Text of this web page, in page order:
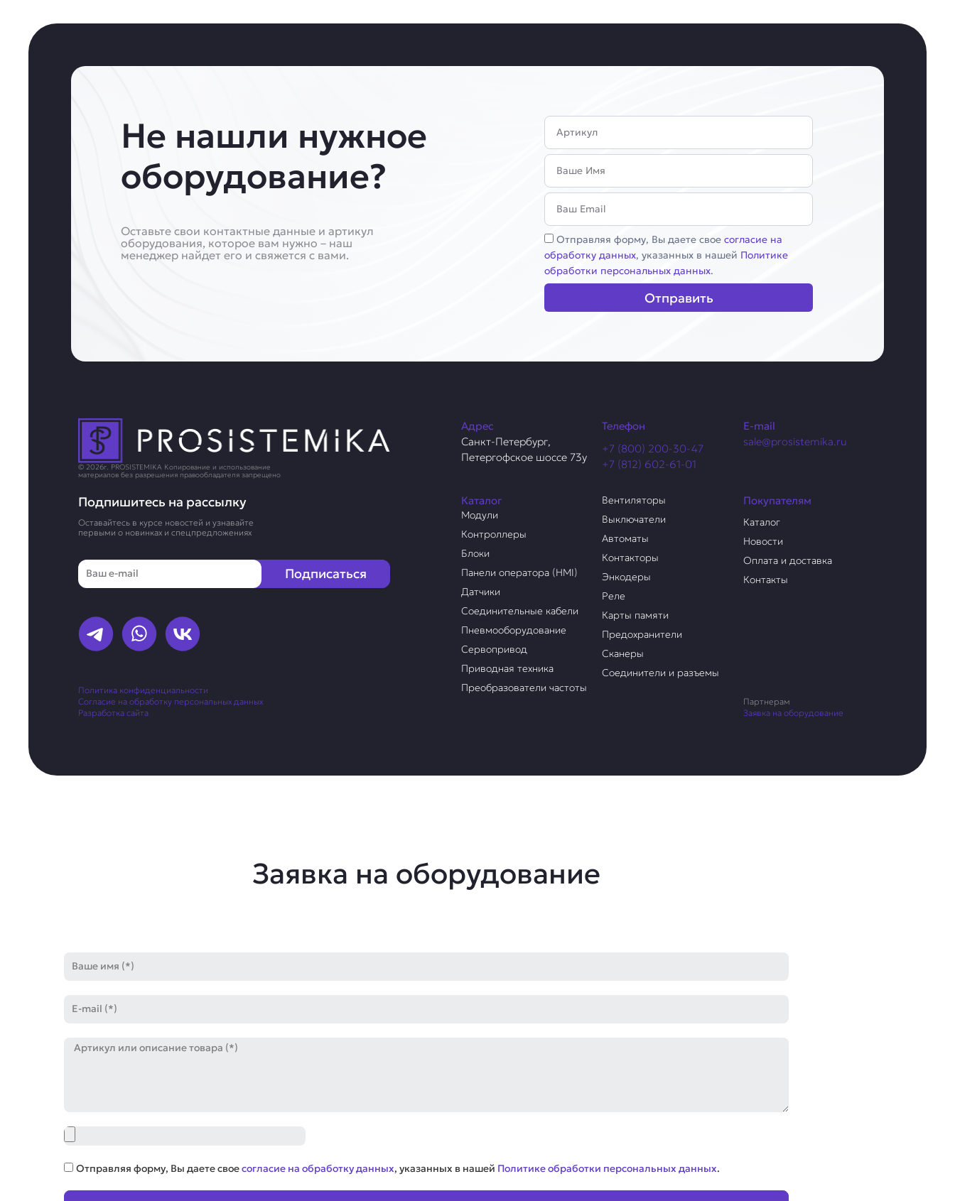
Не нашли нужное
оборудование?
Оставьте свои контактные данные и артикул
оборудования, которое вам нужно – наш
менеджер найдет его и свяжется с вами.
Артикул
Имя
Email
Соглашение
Отправляя форму, Вы даете своесогласие на
обработку данных, указанных в нашей Политике
обработки персональных данных.
Отправить
© 2026г. PROSISTEMIKA Копирование и использование
материалов без разрешения правообладателя запрещено
Адрес
Санкт-Петербург,
Петергофское шоссе 73у
Телефон
+7 (800) 200-30-47
+7 (812) 602-61-01
E-mail
sale@prosistemika.ru
Подпишитесь на рассылку
Оставайтесь в курсе новостей и узнавайте
первыми о новинках и спецпредложениях
Email
Подписаться
Политика конфиденциальности
Согласие на обработку персональных данных
Разработка сайта
Каталог
Модули
Контроллеры
Блоки
Панели оператора (HMI)
Датчики
Соединительные кабели
Пневмооборудование
Сервопривод
Приводная техника
Преобразователи частоты
Вентиляторы
Выключатели
Автоматы
Контакторы
Энкодеры
Реле
Карты памяти
Предохранители
Сканеры
Соединители и разъемы
Покупателям
Каталог
Новости
Оплата и доставка
Контакты
Партнерам
Заявка на оборудование
Заявка на оборудование
mail
Артикул
Файл
Соглашение
Отправляя форму, Вы даете своесогласие на обработку данных, указанных в нашей Политике обработки персональных данных.